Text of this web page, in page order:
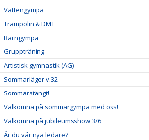
Vattengympa
Trampolin & DMT
Barngympa
Gruppträning
Artistisk gymnastik (AG)
Sommarläger v.32
Sommarstängt!
Välkomna på sommargympa med oss!
Välkomna på jubileumsshow 3/6
Är du vår nya ledare?